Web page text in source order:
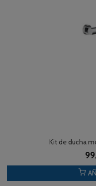
Kit de ducha